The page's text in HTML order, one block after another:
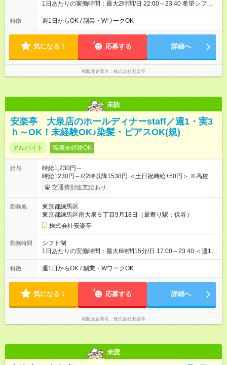
1日あたりの実働時間：最大2時間/日 22:00～23:40 希望シフト
制！ 週1日～・1日3時間～OK！ ※18歳未満・高校生は21:30ま
での勤務 ＊短時間OK！学業と両立◎ ＊週4日以上のしっかり勤
暇の予定に合わせてのシフト相談も可能！
特徴 週1日からOK / 副業・WワークOK
気になる！ 応募する 詳細へ
掲載元企業名 株式会社安楽亭
未読
安楽亭 大泉店のホールディナーstaff／週1・実3
ｈ～OK！未経験OK♪染髪・ピアスOK(規)
アルバイト 職種未経験OK
給与
時給1,230円～
時給1230円～/22時以降1538円 ＜土日祝時給+50円＞ ※高校生
時給1230円 【試用期間】試用期間あり 試用期間の長さ：12ヶ
月 雇用形態、給与は本採用時と同じです。 ※最大12ヶ月の間
交通費別途支給あり
勤務地
東京都練馬区
東京都練馬区南大泉５丁目9月18日（最寄り駅：保谷）
株式会社安楽亭
勤務時間
シフト制
1日あたりの実働時間：最大6時間15分/日 17:00～23:40 ＜週1日
～/短時間OK！＞ ※18歳未満・高校生は21:30までの勤務 ・シフ
トは自己申告制だから私生活優先でOK◎ ・週1日もあれば週5日
して短時間」など希望に合わせて働けます！
特徴 週1日からOK / 副業・WワークOK
気になる！ 応募する 詳細へ
掲載元企業名 株式会社安楽亭
未読